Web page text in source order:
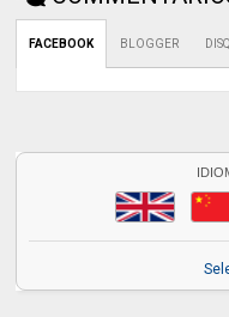
FACEBOOK BLOGGER